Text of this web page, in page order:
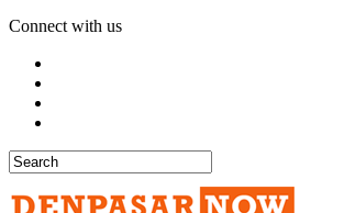
Connect with us